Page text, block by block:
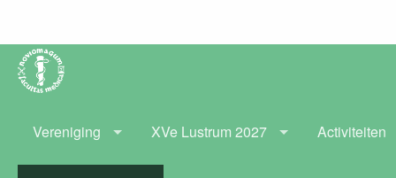
Vereniging XVe Lustrum 2027 Activiteiten